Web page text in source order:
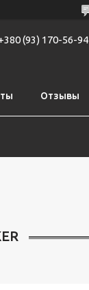
(93) 170-56-94
Отзывы